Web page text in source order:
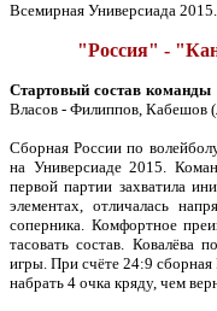
Всемирная Универсиада
"Россия" -
Стартовый состав команды
Власов - Филиппов, Кабешов
Сборная России по
на Универсиаде 2015.
первой партии захватила
элементах, отличалась
соперника. Комфортное
тасовать состав. Ковалёва
игры. При счёте 24:9 сборная
набрать 4 очка кряду, чем